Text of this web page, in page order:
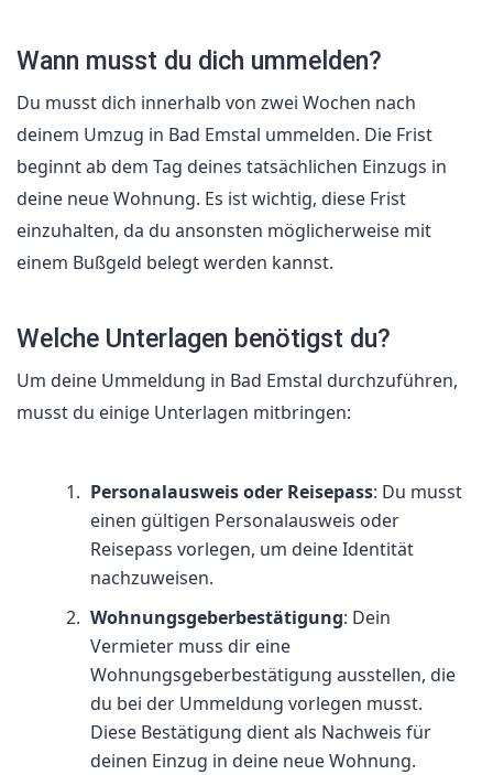
Wann musst du dich ummelden?
Du musst dich innerhalb von zwei Wochen nach
deinem Umzug in Bad Emstal ummelden. Die Frist
beginnt ab dem Tag deines tatsächlichen Einzugs in
deine neue Wohnung. Es ist wichtig, diese Frist
einzuhalten, da du ansonsten möglicherweise mit
einem Bußgeld belegt werden kannst.
Welche Unterlagen benötigst du?
Um deine Ummeldung in Bad Emstal durchzuführen,
musst du einige Unterlagen mitbringen:
Personalausweis oder Reisepass: Du musst
einen gültigen Personalausweis oder
Reisepass vorlegen, um deine Identität
nachzuweisen.
Wohnungsgeberbestätigung: Dein
Vermieter muss dir eine
Wohnungsgeberbestätigung ausstellen, die
du bei der Ummeldung vorlegen musst.
Diese Bestätigung dient als Nachweis für
deinen Einzug in deine neue Wohnung.